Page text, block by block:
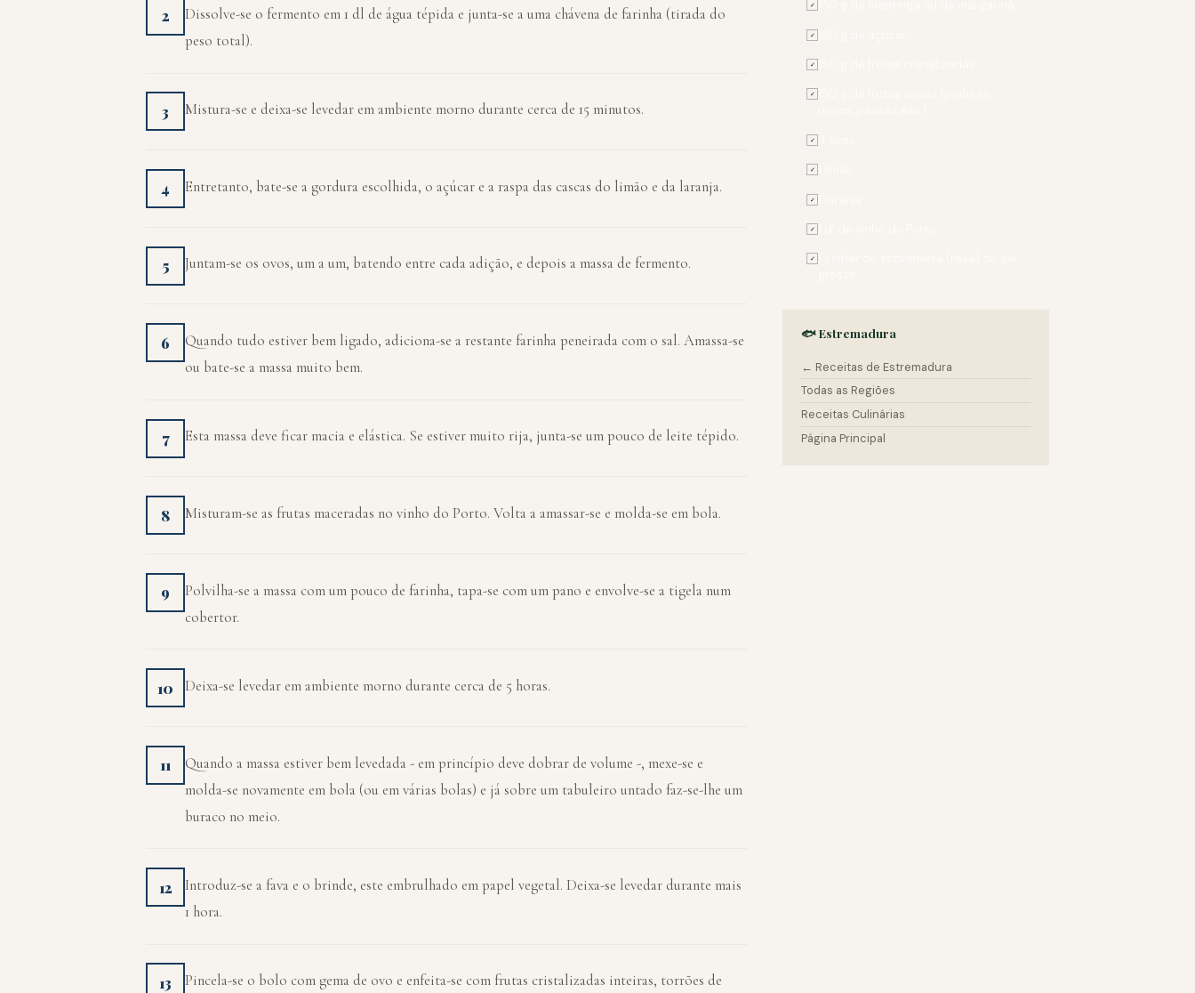
2
Dissolve-se o fermento em 1 dl de água tépida e junta-se a uma chávena de farinha (tirada do
peso total).
3 Mistura-se e deixa-se levedar em ambiente morno durante cerca de 15 minutos.
4 Entretanto, bate-se a gordura escolhida, o açúcar e a raspa das cascas do limão e da laranja.
5 Juntam-se os ovos, um a um, batendo entre cada adição, e depois a massa de fermento.
6
Quando tudo estiver bem ligado, adiciona-se a restante farinha peneirada com o sal. Amassa-se
ou bate-se a massa muito bem.
7 Esta massa deve ficar macia e elástica. Se estiver muito rija, junta-se um pouco de leite tépido.
8 Misturam-se as frutas maceradas no vinho do Porto. Volta a amassar-se e molda-se em bola.
9
Polvilha-se a massa com um pouco de farinha, tapa-se com um pano e envolve-se a tigela num
cobertor.
10 Deixa-se levedar em ambiente morno durante cerca de 5 horas.
11
Quando a massa estiver bem levedada - em princípio deve dobrar de volume -, mexe-se e
molda-se novamente em bola (ou em várias bolas) e já sobre um tabuleiro untado faz-se-lhe um
buraco no meio.
12
Introduz-se a fava e o brinde, este embrulhado em papel vegetal. Deixa-se levedar durante mais
1 hora.
13
Pincela-se o bolo com gema de ovo e enfeita-se com frutas cristalizadas inteiras, torrões de
✓
✓
✓
✓
✓
✓
✓
✓
✓
🐟 Estremadura
← Receitas de Estremadura
Todas as Regiões
Receitas Culinárias
Página Principal